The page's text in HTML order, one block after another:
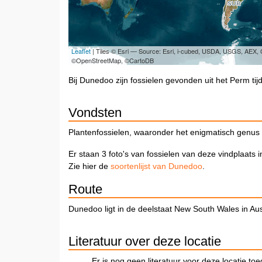
Leaflet| Tiles © Esri — Source: Esri, i-cubed, USDA, USGS, AEX,
©OpenStreetMap, ©CartoDB
Bij Dunedoo zijn fossielen gevonden uit het Perm
Vondsten
Plantenfossielen, waaronder het enigmatisch
Er staan 3 foto's van fossielen van deze vindplaats
Zie hier de soortenlijst van Dunedoo
Route
Dunedoo ligt in de deelstaat New South Wales in
Literatuur over deze locatie